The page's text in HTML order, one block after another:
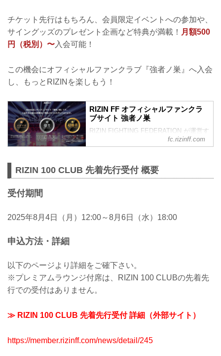
チケット先行はもちろん、会員限定イベントへの参加や、
サイングッズのプレゼント企画など特典が満載！ 月額500
円（税別）〜入会可能！
この機会にオフィシャルファンクラブ『強者ノ巣』へ入会
し、もっとRIZINを楽しもう！
RIZIN FF オフィシャルファンクラ
ブサイト 強者ノ巣
RIZIN FIGHTING FEDERATION が運営す
るオフィシャルファンクラブサイト強者
fc.rizinff.com
RIZIN 100 CLUB 先着先行受付 概要
受付期間
2025年8月4日（月）12:00～8月6日（水）18:00
申込方法・詳細
以下のページより詳細をご確下さい。
※プレミアムラウンジ付席は、RIZIN 100 CLUBの先着先
行での受付はありません。
≫ RIZIN 100 CLUB 先着先行受付 詳細（外部サイト）
https://member.rizinff.com/news/detail/245